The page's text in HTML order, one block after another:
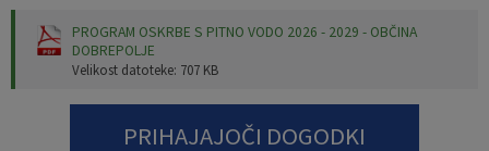
PROGRAM OSKRBE S PITNO VODO 2026 - 2029 - OBČINA
DOBREPOLJE
Velikost datoteke: 707 KB
PRIHAJAJOČI DOGODKI
Lokalne volitve